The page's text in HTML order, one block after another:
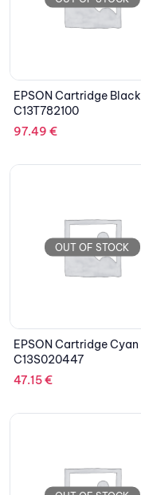
EPSON Cartridge Black
C13T782100
97.49 €
OUT OF STOCK
EPSON Cartridge Cyan
C13S020447
47.15€